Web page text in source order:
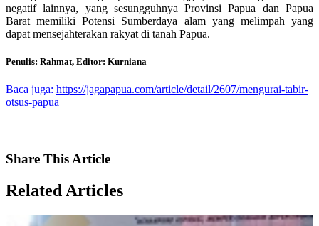
negatif lainnya, yang sesungguhnya Provinsi Papua dan Papua
Barat memiliki Potensi Sumberdaya alam yang melimpah yang
dapat mensejahterakan rakyat di tanah Papua.
Penulis: Rahmat, Editor: Kurniana
Baca juga: https://jagapapua.com/article/detail/2607/mengurai-tabir-
otsus-papua
Share This Article
Related Articles